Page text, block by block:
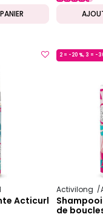
Acticurl
2 = -20 %, 3 = -
Activilong
de